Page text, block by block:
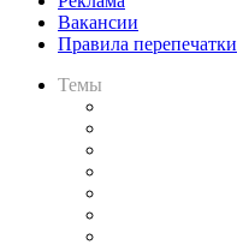
Вакансии
Правила перепечатки
Темы